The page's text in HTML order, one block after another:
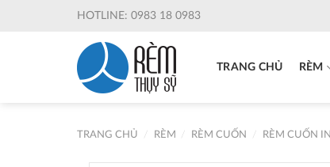
HOTLINE: 0983 18 0983
TRANG CHỦ RÈM
TRANG CHỦ RÈM RÈM CUỐN RÈM CUỐN